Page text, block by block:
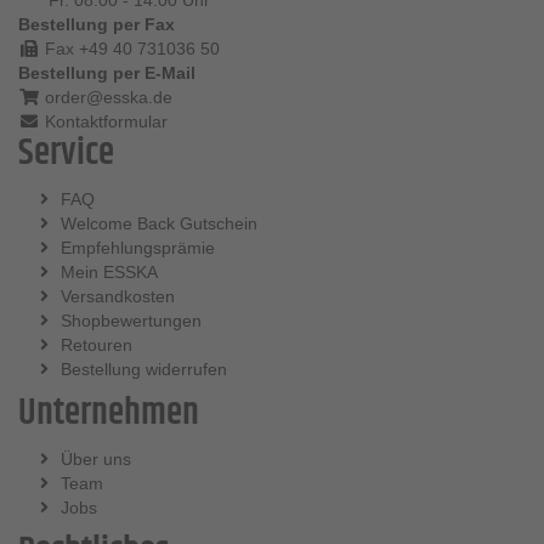
Bestellung per Fax
Fax +49 40 731036 50
Bestellung per E-Mail
order@esska.de
Kontaktformular
Service
FAQ
Welcome Back Gutschein
Empfehlungsprämie
Mein ESSKA
Versandkosten
Shopbewertungen
Retouren
Bestellung widerrufen
Unternehmen
Über uns
Team
Jobs